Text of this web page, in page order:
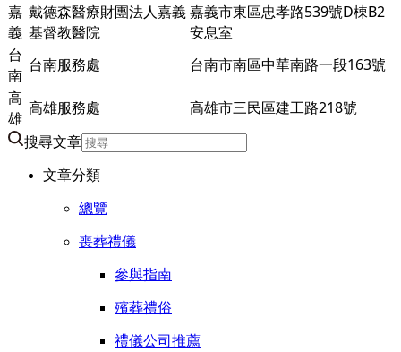
嘉
義
戴德森醫療財團法人嘉義
基督教醫院
嘉義市東區忠孝路539號D棟B2
安息室
台
南
台南服務處
台南市南區中華南路一段163號
高
雄
高雄服務處 高雄市三民區建工路218號
搜尋文章
文章分類
總覽
喪葬禮儀
參與指南
殯葬禮俗
禮儀公司推薦